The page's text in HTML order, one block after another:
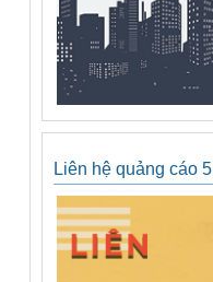
Liên hệ quảng cáo 5